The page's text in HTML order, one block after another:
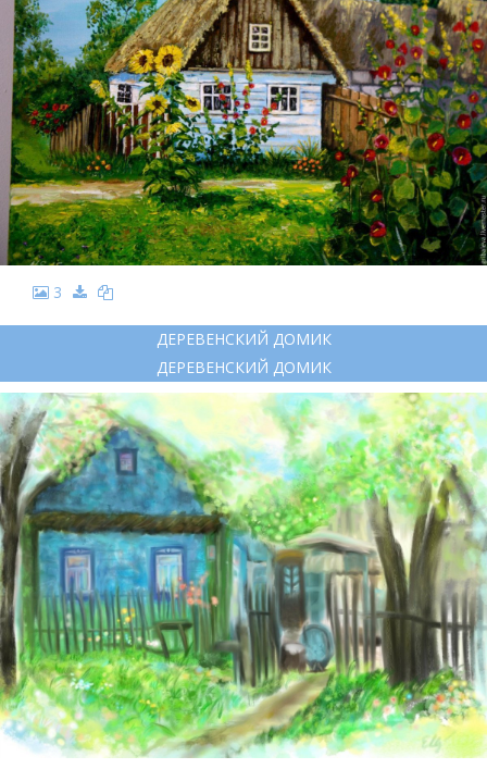
3
ДЕРЕВЕНСКИЙ ДОМИК
ДЕРЕВЕНСКИЙ ДОМИК